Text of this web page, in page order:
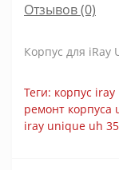
Отзывов (0)
Корпус для iRay
Теги: корпус
ремонт корпуса
iray unique uh 35